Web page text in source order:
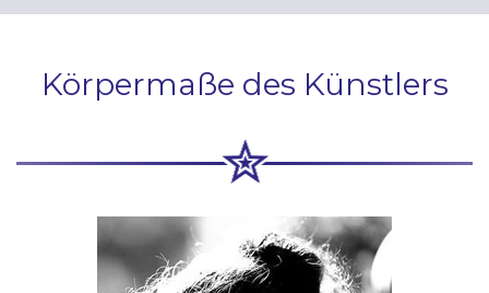
Körpermaße des Künstlers